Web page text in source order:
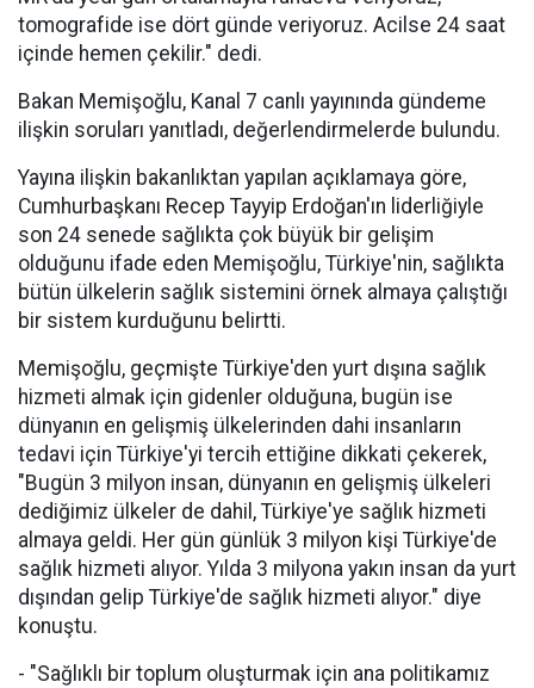
tomografide ise dört günde veriyoruz. Acilse 24 saat
içinde hemen çekilir." dedi.
Bakan Memişoğlu, Kanal 7 canlı yayınında gündeme
ilişkin soruları yanıtladı, değerlendirmelerde bulundu.
Yayına ilişkin bakanlıktan yapılan açıklamaya göre,
Cumhurbaşkanı Recep Tayyip Erdoğan'ın liderliğiyle
son 24 senede sağlıkta çok büyük bir gelişim
olduğunu ifade eden Memişoğlu, Türkiye'nin, sağlıkta
bütün ülkelerin sağlık sistemini örnek almaya çalıştığı
bir sistem kurduğunu belirtti.
Memişoğlu, geçmişte Türkiye'den yurt dışına sağlık
hizmeti almak için gidenler olduğuna, bugün ise
dünyanın en gelişmiş ülkelerinden dahi insanların
tedavi için Türkiye'yi tercih ettiğine dikkati çekerek,
"Bugün 3 milyon insan, dünyanın en gelişmiş ülkeleri
dediğimiz ülkeler de dahil, Türkiye'ye sağlık hizmeti
almaya geldi. Her gün günlük 3 milyon kişi Türkiye'de
sağlık hizmeti alıyor. Yılda 3 milyona yakın insan da yurt
dışından gelip Türkiye'de sağlık hizmeti alıyor." diye
konuştu.
- "Sağlıklı bir toplum oluşturmak için ana politikamız